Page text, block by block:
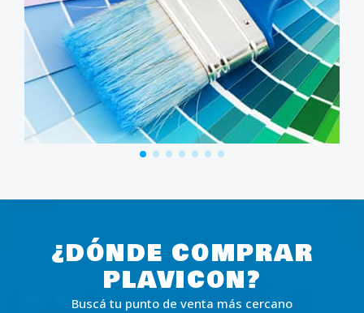
¿DÓNDE COMPRAR
PLAVICON?
Buscá tu punto de venta más cercano